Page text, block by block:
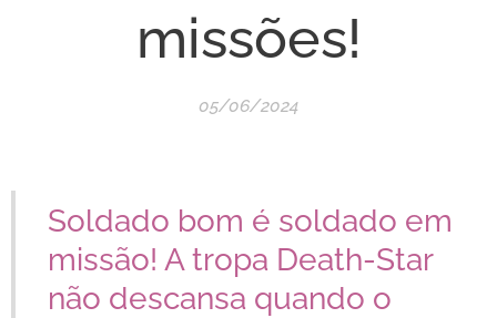
missões!
05/06/2024
Soldado bom é soldado em
missão! A tropa Death-Star
não descansa quando o